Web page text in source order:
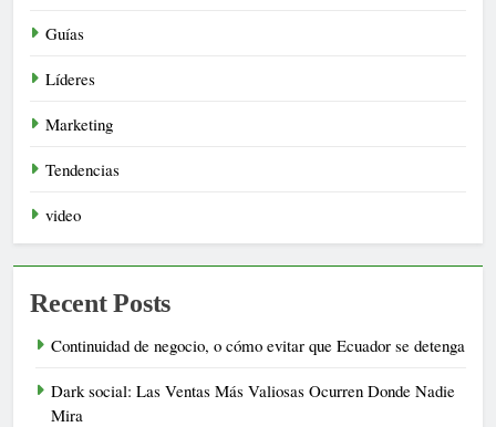
Guías
Líderes
Marketing
Tendencias
video
Recent Posts
Continuidad de negocio, o cómo evitar que Ecuador se detenga
Dark social: Las Ventas Más Valiosas Ocurren Donde Nadie
Mira